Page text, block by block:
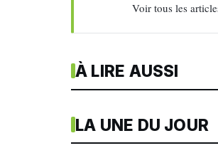
Voir tous les
À LIRE AUSSI
LA UNE DU JOUR